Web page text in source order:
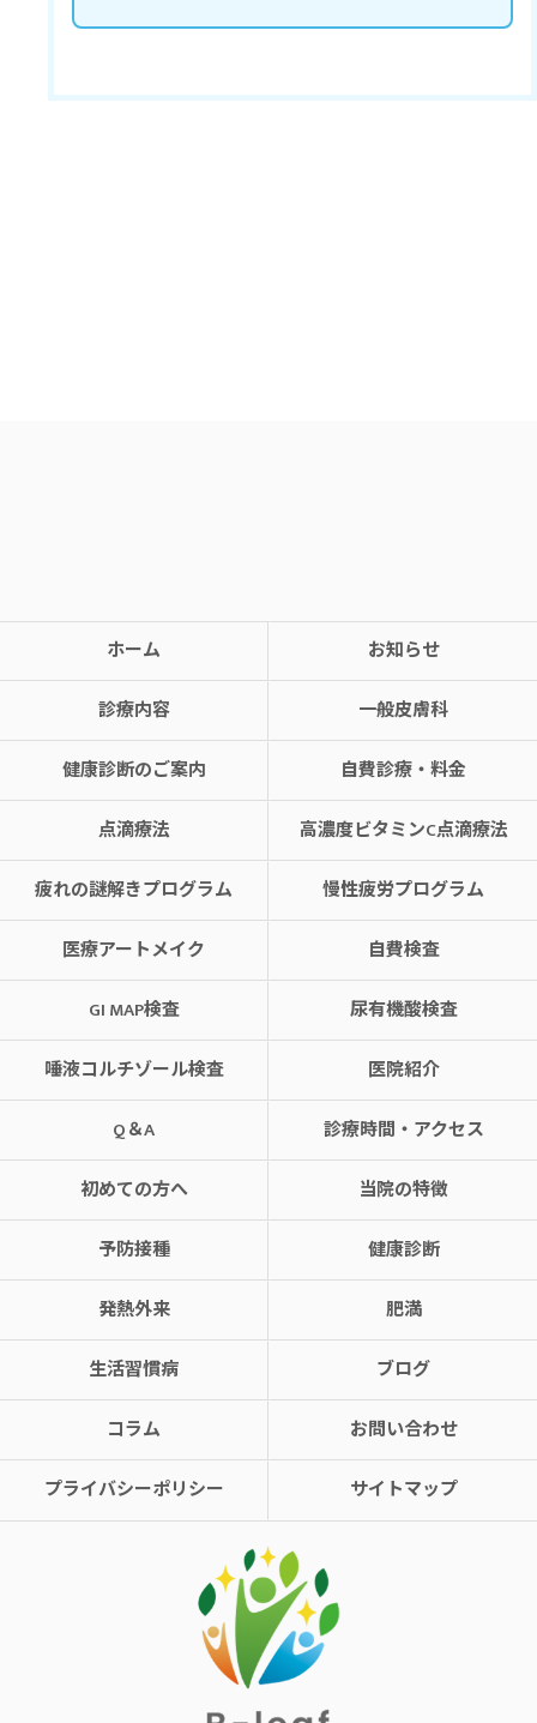
ホーム
お知らせ
診療内容
一般皮膚科
健康診断のご案内
自費診療・料金
点滴療法
高濃度ビタミンC点滴療法
疲れの謎解きプログラム
慢性疲労プログラム
医療アートメイク
自費検査
GI MAP検査
尿有機酸検査
唾液コルチゾール検査
医院紹介
Q＆A
診療時間・アクセス
初めての方へ
当院の特徴
予防接種
健康診断
発熱外来
肥満
生活習慣病
ブログ
コラム
お問い合わせ
プライバシーポリシー
サイトマップ